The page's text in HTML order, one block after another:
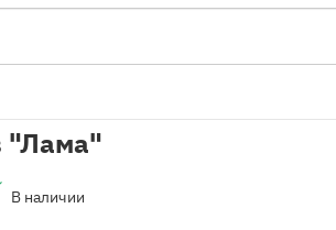
"Лама"
В наличии